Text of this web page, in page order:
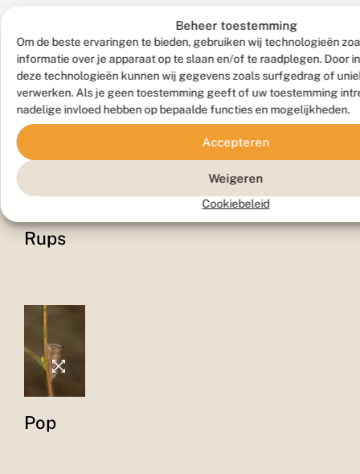
Beheer toestemming
Om de beste ervaringen te bieden, gebruiken wij technologieën
informatie over je apparaat op te slaan en/of te raadplegen. Door
deze technologieën kunnen wij gegevens zoals surfgedrag of
verwerken. Als je geen toestemming geeft of uw toestemming
nadelige invloed hebben op bepaalde functies en mogelijkheden.
Accepteren
Weigeren
Cookiebeleid
Foto's
Rups
Pop